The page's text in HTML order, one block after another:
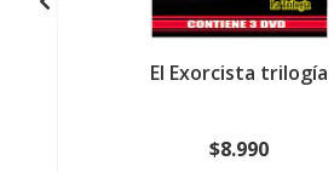
El Exorcista trilogía
$8.990